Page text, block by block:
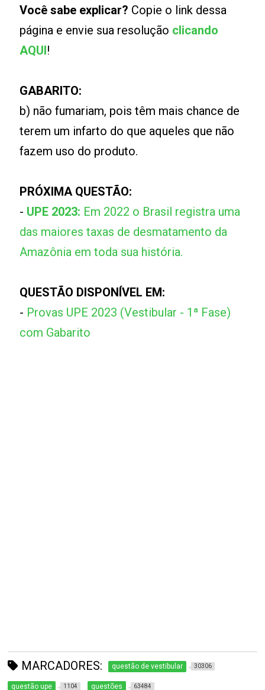
Você sabe explicar? Copie o link dessa
página e envie sua resolução clicando
AQUI!
GABARITO:
b) não fumariam, pois têm mais chance de
terem um infarto do que aqueles que não
fazem uso do produto.
PRÓXIMA QUESTÃO:
- UPE 2023: Em 2022 o Brasil registra uma
das maiores taxas de desmatamento da
Amazônia em toda sua história.
QUESTÃO DISPONÍVEL EM:
- Provas UPE 2023 (Vestibular - 1ª Fase)
com Gabarito
MARCADORES: questão de vestibular 30306
questão upe 1104 questões 63484